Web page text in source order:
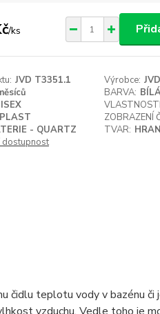
/ks
JVD T3351.1 Výrobce: JVD
BARVA:
PLAST ZOBRAZENÍ
- QUARTZ TVAR:
dostupnost
čidlu teplotu vody v bazénu či
vzduchu. Vedle toho je